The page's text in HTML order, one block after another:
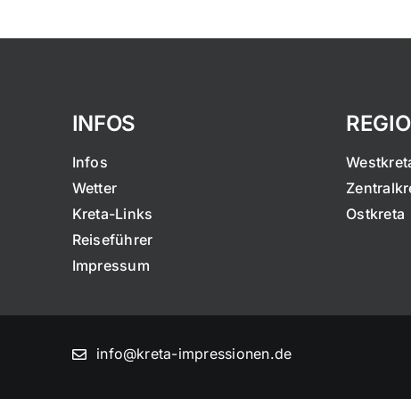
INFOS
Infos
Wetter
Kreta-Links
Reiseführer
Impressum
Ostkreta
info@kreta-impressionen.de